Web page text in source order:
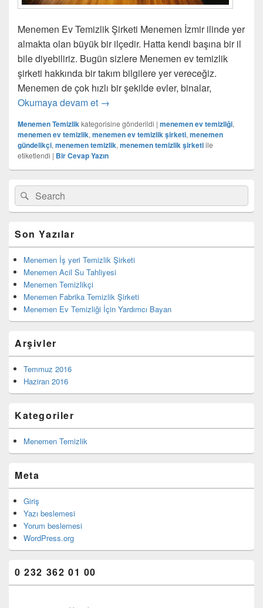
Menemen Ev Temizlik Şirketi Menemen İzmir ilinde yer
almakta olan büyük bir ilçedir. Hatta kendi başına bir il
bile diyebiliriz. Bugün sizlere Menemen ev temizlik
şirketi hakkında bir takım bilgilere yer vereceğiz.
Menemen de çok hızlı bir şekilde evler, binalar,
Okumaya devam et Menemen Ev Temizlik Şirketi
→
Menemen Temizlikkategorisine gönderildi | menemen ev temizliği,
menemen ev temizlik, menemen ev temizlik şirketi, menemen
gündelikçi, menemen temizlik, menemen temizlik şirketiile
etiketlendi | Bir Cevap Yazın
Birincil
yan
bar
eklenti
Search
for:
Ara
Son Yazılar
Menemen İş yeri Temizlik Şirketi
Menemen Acil Su Tahliyesi
Menemen Temizlikçi
Menemen Fabrika Temizlik Şirketi
Menemen Ev Temizliği İçin Yardımcı Bayan
Arşivler
Temmuz 2016
Haziran 2016
Kategoriler
Menemen Temizlik
Meta
Giriş
Yazı beslemesi
Yorum beslemesi
WordPress.org
0 232 362 01 00